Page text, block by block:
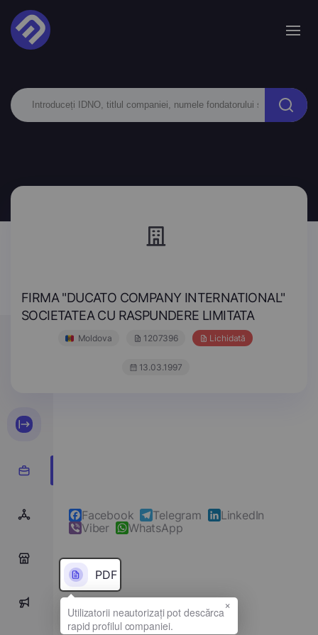
FIRMA "DUCATO COMPANY INTERNATIONAL"
SOCIETATEA CU RASPUNDERE LIMITATA
Moldova 1207396 Lichidată
13.03.1997
Facebook Telegram
LinkedIn
Viber
WhatsApp
PDF
Denumirea completă
×